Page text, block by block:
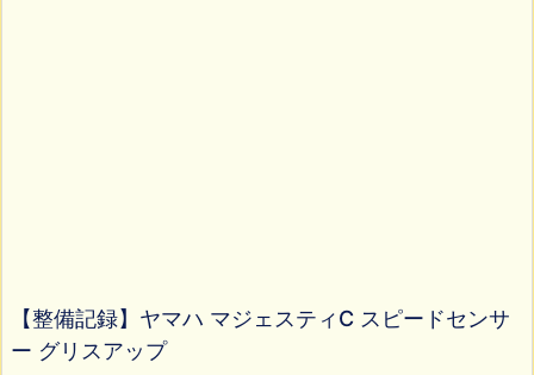
【整備記録】ヤマハ マジェスティC スピードセンサ
ー グリスアップ